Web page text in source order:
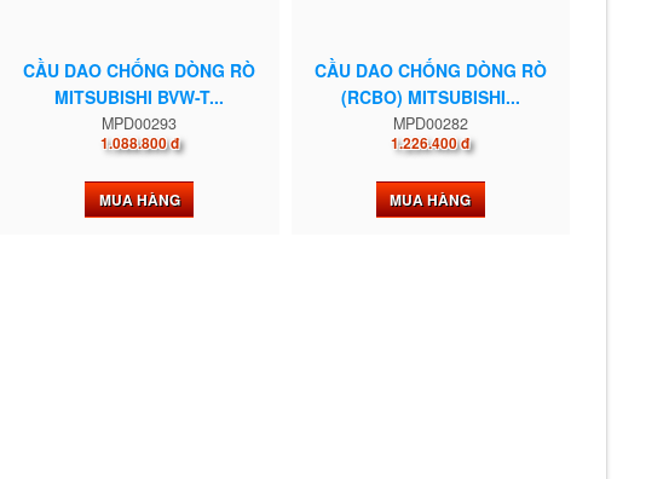
CẦU DAO CHỐNG DÒNG RÒ
MITSUBISHI BVW-T...
MPD00293
1.088.800 đ
MUA HÀNG
CẦU DAO CHỐNG DÒNG RÒ
(RCBO) MITSUBISHI...
MPD00282
1.226.400 đ
MUA HÀNG